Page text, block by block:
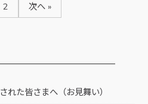
2 次へ »
れた皆さまへ（お見舞い）